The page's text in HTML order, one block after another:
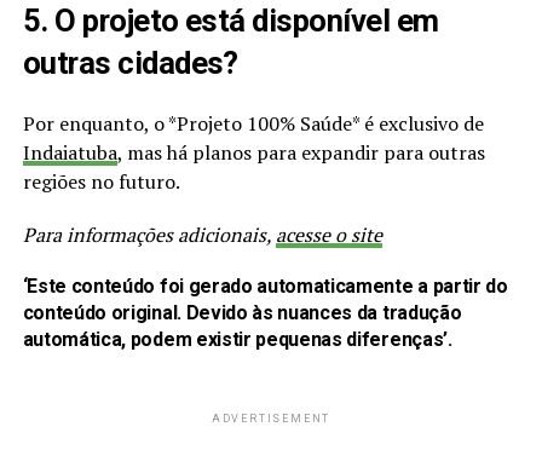
5. O projeto está disponível em
outras cidades?
Por enquanto, o *Projeto 100% Saúde* é exclusivo de
Indaiatuba, mas há planos para expandir para outras
regiões no futuro.
Para informações adicionais, acesse o site
‘Este conteúdo foi gerado automaticamente a partir do
conteúdo original. Devido às nuances da tradução
automática, podem existir pequenas diferenças’.
ADVERTISEMENT